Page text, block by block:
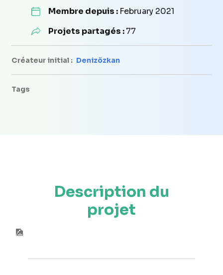
Membre depuis : February 2021
Projets partagés :77
Créateur initial : Denizözkan
Tags
Description du
projet
🎑